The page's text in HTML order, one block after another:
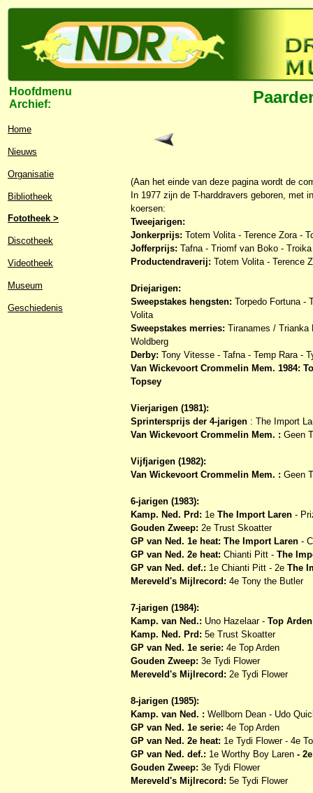
Hoofdmenu
Archief:
Home
Nieuws
Organisatie
Bibliotheek
Fototheek >
Discotheek
Videotheek
Museum
Geschiedenis
(Aan het einde van deze pagina wordt de
In 1977 zijn de T-harddravers geboren, met
koersen:
Tweejarigen:
Jonkerprijs: Totem Volita - Terence Zora -
Jofferprijs: Tafna - Triomf van Boko -
Productendraverij: Totem Volita - Terence
Driejarigen:
Sweepstakes hengsten: Torpedo Fortuna -
Volita
Sweepstakes merries: Tiranames / Trianka
Woldberg
Derby: Tony Vitesse - Tafna - Temp Rara -
Van Wickevoort Crommelin Mem. 1984:
Topsey
Vierjarigen (1981):
Sprintersprijs der 4-jarigen : The Import
Van Wickevoort Crommelin Mem. : Geen
Vijfjarigen (1982):
Van Wickevoort Crommelin Mem. : Geen
6-jarigen (1983):
Kamp. Ned. Prd: 1eThe Import Laren -
Gouden Zweep: 2e Trust Skoatter
GP van Ned. 1e heat: The Import Laren-
GP van Ned. 2e heat: Chianti Pitt -The
GP van Ned. def.: 1e Chianti Pitt - 2eThe
Mereveld's Mijlrecord: 4e Tony the Butler
7-jarigen (1984):
Kamp. van Ned.: Uno Hazelaar -Top Arden
Kamp. Ned. Prd: 5e Trust Skoatter
GP van Ned. 1e serie: 4e Top Arden
Gouden Zweep: 3e Tydi Flower
Mereveld's Mijlrecord: 2e Tydi Flower
8-jarigen (1985):
Kamp. van Ned. : Wellborn Dean - Udo
GP van Ned. 1e serie: 4e Top Arden
GP van Ned. 2e heat: 1e Tydi Flower - 4e
GP van Ned. def.: 1e Worthy Boy Laren -
Gouden Zweep: 3e Tydi Flower
Mereveld's Mijlrecord: 5e Tydi Flower